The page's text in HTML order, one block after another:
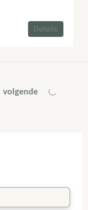
Details
volgende